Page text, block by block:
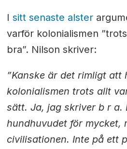
I sitt senaste alster
varför kolonialismen
bra”. Nilson skriver:
”Kanske är det rimligt
kolonialismen trots allt
sätt. Ja, jag skriver b r a.
hundhuvudet för mycket,
civilisationen. Inte på ett